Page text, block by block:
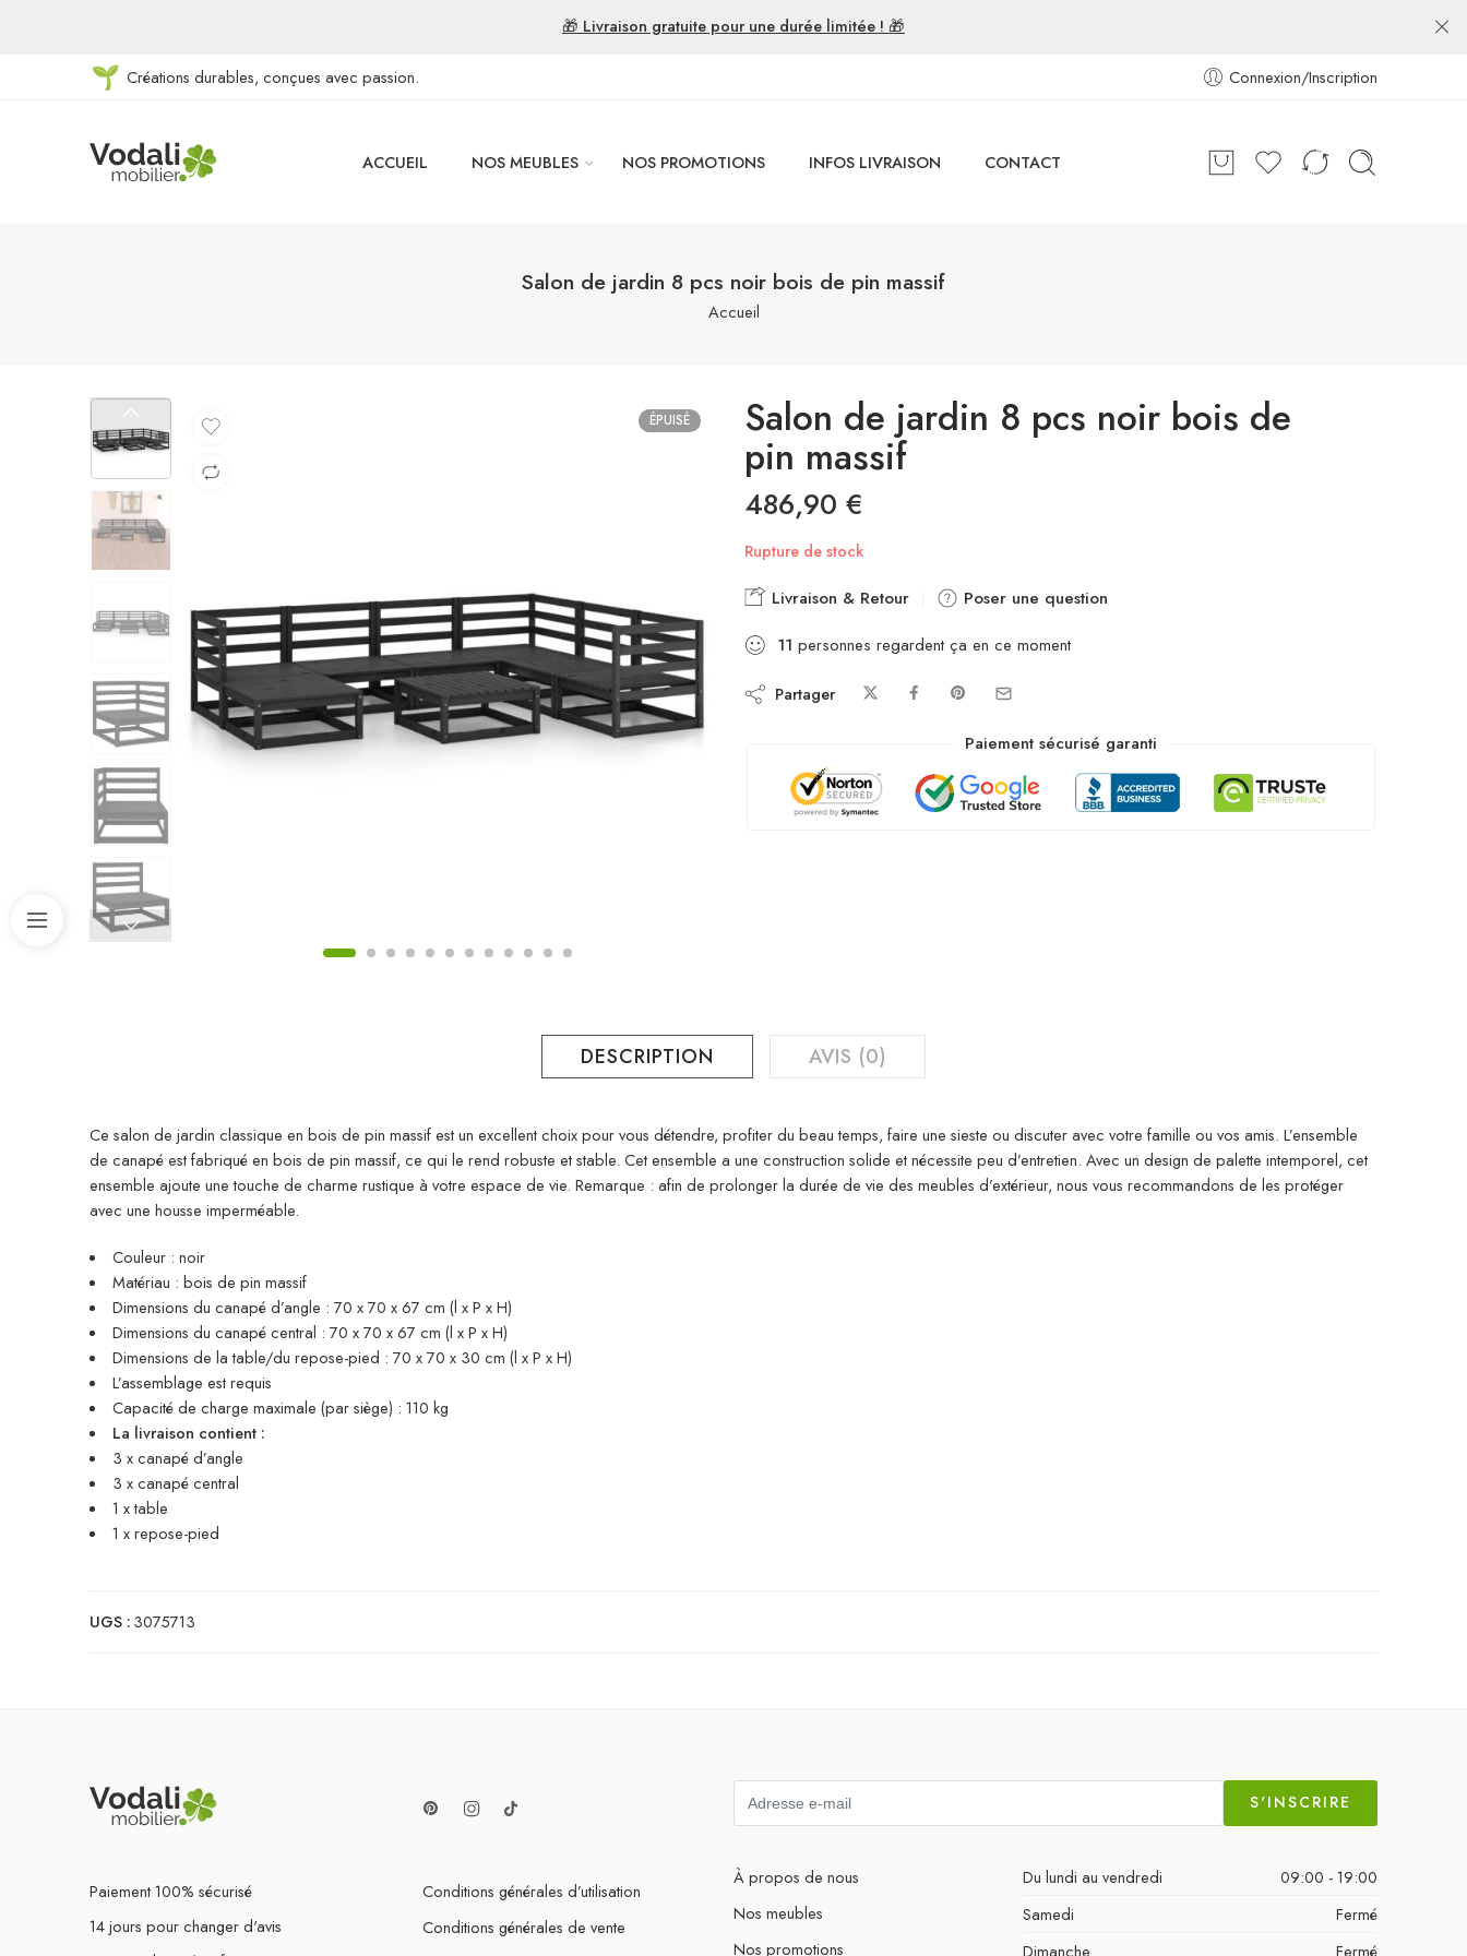
🎁 Livraison gratuite pour une durée limitée ! 🎁
Créations durables, conçues avec passion. Connexion/Inscription
ACCUEIL NOS MEUBLES NOS PROMOTIONS INFOS LIVRAISON CONTACT
Salon de jardin 8 pcs noir bois de pin massif
Accueil
ÉPUISÉ Salon de jardin 8 pcs noir bois de
pin massif
486,90 €
Rupture de stock
Livraison & Retour
Poser une question
11 personnes regardent ça en ce moment
Partager
Paiement sécurisé garanti
DESCRIPTION AVIS (0)
Ce salon de jardin classique en bois de pin massif est un excellent choix pour vous détendre, profiter du beau temps, faire une sieste ou discuter avec votre famille ou vos amis. L’ensemble
de canapé est fabriqué en bois de pin massif, ce qui le rend robuste et stable. Cet ensemble a une construction solide et nécessite peu d’entretien. Avec un design de palette intemporel, cet
ensemble ajoute une touche de charme rustique à votre espace de vie. Remarque : afin de prolonger la durée de vie des meubles d’extérieur, nous vous recommandons de les protéger
avec une housse imperméable.
Couleur : noir
Matériau : bois de pin massif
Dimensions du canapé d’angle : 70 x 70 x 67 cm (l x P x H)
Dimensions du canapé central : 70 x 70 x 67 cm (l x P x H)
Dimensions de la table/du repose-pied : 70 x 70 x 30 cm (l x P x H)
L’assemblage est requis
Capacité de charge maximale (par siège) : 110 kg
La livraison contient :
3 x canapé d’angle
3 x canapé central
1 x table
1 x repose-pied
UGS :3075713
Paiement 100% sécurisé
14 jours pour changer d'avis
Conditions générales d’utilisation
Conditions générales de vente
S'INSCRIRE
À propos de nous
Nos meubles
Nos promotions
Du lundi au vendredi
09:00 - 19:00
Samedi
Fermé
Dimanche
Fermé